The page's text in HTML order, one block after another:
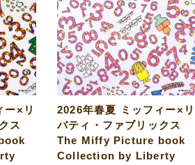
ー×リ
ス
2026年春夏 ミッフィー×リ
バティ・ファブリックス
The Miffy Picture book
Collection by Liberty